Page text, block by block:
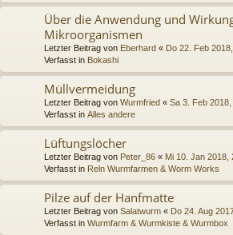
Über die Anwendung und
Mikroorganismen
Letzter Beitrag von Eberhard « Do 22. Feb
Verfasst in Bokashi
Müllvermeidung
Letzter Beitrag von Wurmfried « Sa 3. Feb
Verfasst in Alles andere
Lüftungslöcher
Letzter Beitrag von Peter_86 « Mi 10. Jan 2018,
Verfasst in Reln Wurmfarmen & Worm Works
Pilze auf der Hanfmatte
Letzter Beitrag von Salatwurm « Do 24. Aug
Verfasst in Wurmfarm & Wurmkiste & Wurmbox